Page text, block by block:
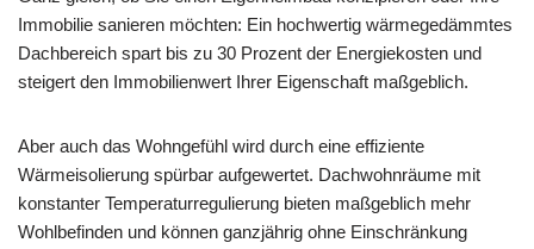
Immobilie sanieren möchten: Ein hochwertig wärmegedämmtes
Dachbereich spart bis zu 30 Prozent der Energiekosten und
steigert den Immobilienwert Ihrer Eigenschaft maßgeblich.
Aber auch das Wohngefühl wird durch eine effiziente
Wärmeisolierung spürbar aufgewertet. Dachwohnräume mit
konstanter Temperaturregulierung bieten maßgeblich mehr
Wohlbefinden und können ganzjährig ohne Einschränkung